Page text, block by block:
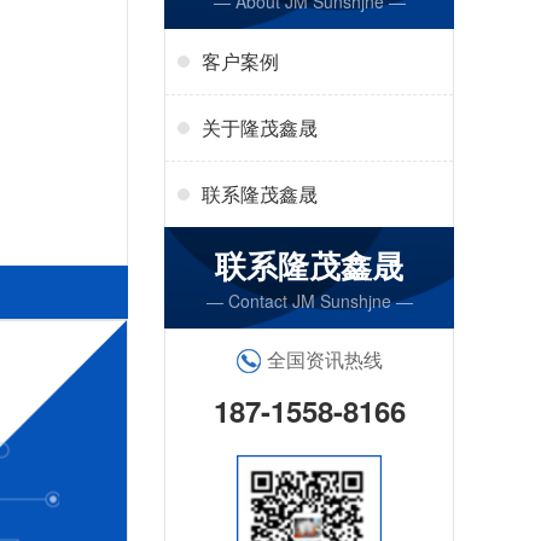
客户案例
关于隆茂鑫晟
联系隆茂鑫晟
联系隆茂鑫晟
— Contact JM Sunshjne —
全国资讯热线
187-1558-8166